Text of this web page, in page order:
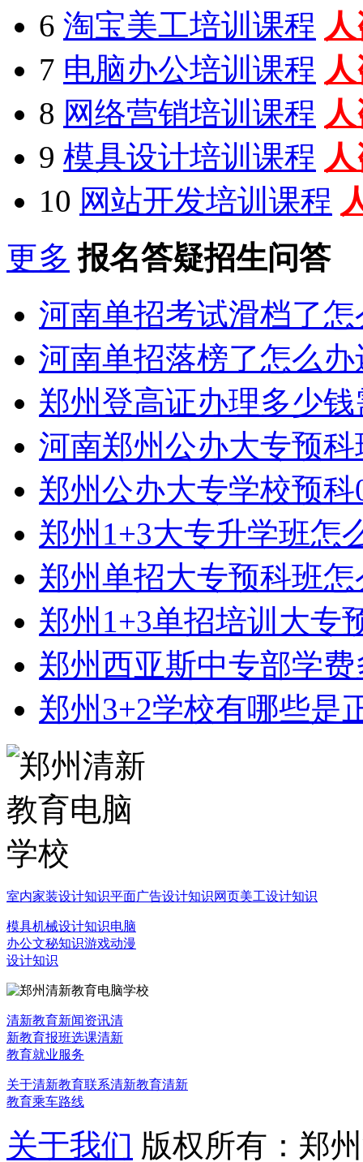
6 淘宝美工培训课程
7 电脑办公培训课程
8 网络营销培训课程
9 模具设计培训课程
10 网站开发培训课程
更多 报名答疑招生问答
河南单招考试滑档了
河南单招落榜了怎么
郑州登高证办理多少
河南郑州公办大专预
郑州公办大专学校预
郑州1+3大专升学班怎
郑州单招大专预科班
郑州1+3单招培训大专
郑州西亚斯中专部学
郑州3+2学校有哪些是
室内家装设计知识平面广告设计知识网页美工设计知识
模具机械设计知识电脑
办公文秘知识游戏动漫
设计知识
清新教育新闻资讯清
新教育报班选课清新
教育就业服务
关于清新教育联系清新教育清新
教育乘车路线
关于我们 版权所有：郑